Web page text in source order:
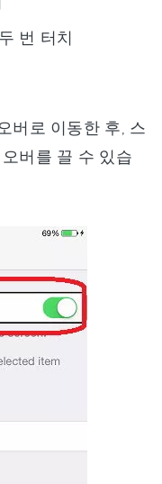
번 터치
버로 이동한 후, 스
버를 끌 수 있습